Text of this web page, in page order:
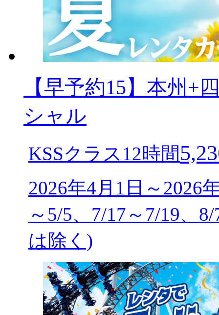
【早予約15】本州+
シャル
KSSクラス12時間
2026年4月1日～2026
～5/5、7/17～7/19、
は除く)